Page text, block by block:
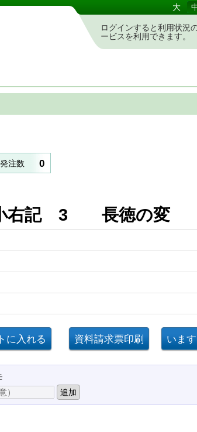
大
ログインすると利用状況
ービスを利用できます。
発注数 0
小右記 3 長徳の変